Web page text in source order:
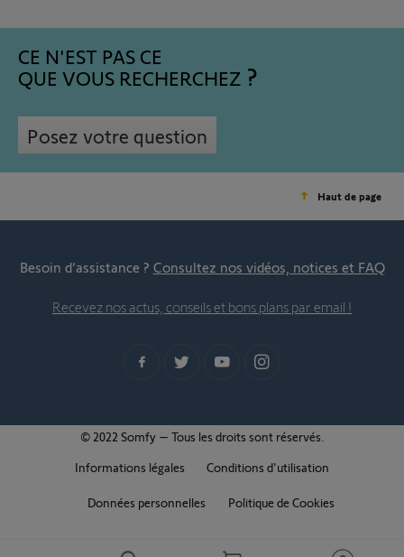
CE N'EST PAS CE
QUE VOUS RECHERCHEZ
Posez votre question
Haut de page
Besoin d’assistance ? Consultez nos vidéos, notices et FAQ
Recevez nos actus, conseils et bons plans par email !
© 2022 Somfy – Tous les droits sont réservés.
Informations légales
Conditions d'utilisation
Données personnelles Politique de Cookies